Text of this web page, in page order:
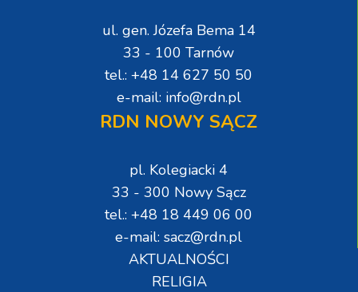
ul. gen. Józefa Bema 14
33 - 100 Tarnów
tel.: +48 14 627 50 50
e-mail: info@rdn.pl
RDN NOWY SĄCZ
pl. Kolegiacki 4
33 - 300 Nowy Sącz
tel.: +48 18 449 06 00
e-mail: sacz@rdn.pl
AKTUALNOŚCI
RELIGIA